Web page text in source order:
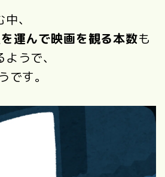
、
運んで映画を観る本数も
うで、
です。